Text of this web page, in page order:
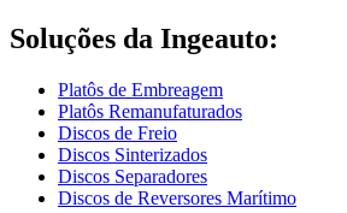
Soluções da Ingeauto:
Platôs de Embreagem
Platôs Remanufaturados
Discos de Freio
Discos Sinterizados
Discos Separadores
Discos de Reversores Marítimo